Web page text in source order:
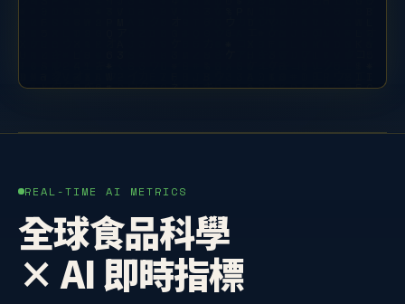
REAL-TIME AI METRICS
全球食品科學
× AI 即時指標